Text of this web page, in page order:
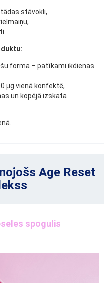
stāvokli,
forma – patīkami ikdienas
μg vienā konfektē,
un kopējā izskata
Age Reset
spogulis